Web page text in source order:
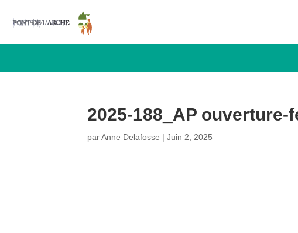
2025-188_AP ouverture-
parAnne Delafosse |Juin 2, 2025